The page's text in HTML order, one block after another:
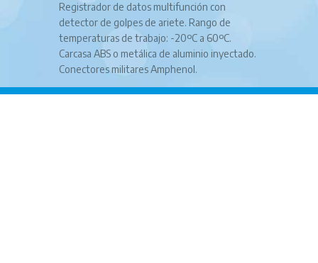
Registrador de datos multifunción con
detector de golpes de ariete. Rango de
temperaturas de trabajo: -20ºC a 60ºC.
Carcasa ABS o metálica de aluminio inyectado.
Conectores militares Amphenol.